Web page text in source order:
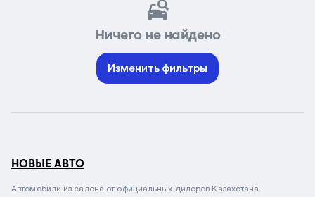
Ничего не найдено
Изменить фильтры
НОВЫЕ АВТО
Автомобили из салона от официальных дилеров Казахстана.